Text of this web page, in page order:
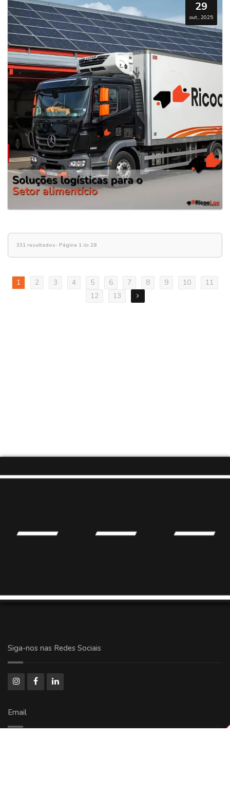
29
out., 2025
331 resultados- Página 1 de 28
1 2 3 4 5 6 7 8 9 10
11
12
13
Siga-nos nas Redes Sociais
Email